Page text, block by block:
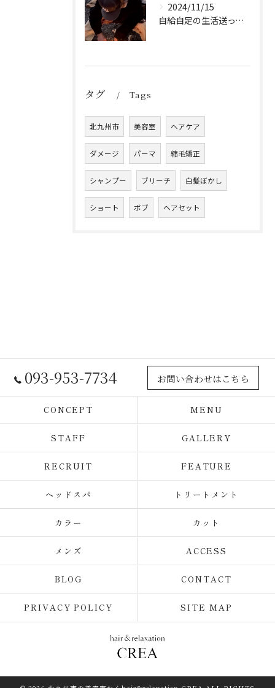
2024/11/15
自給自足の生活送ってます
タグ Tags
北九州市 美容室 ヘアケア
ダメージ パーマ 縮毛矯正
シャンプー ブリーチ 白髪ぼかし
ショート ボブ ヘアセット
093-953-7734 お問い合わせはこちら
CONCEPT MENU
STAFF GALLERY
RECRUIT FEATURE
ヘッドスパ トリートメント
カラー カット
メンズ ACCESS
BLOG CONTACT
PRIVACY POLICY SITE MAP